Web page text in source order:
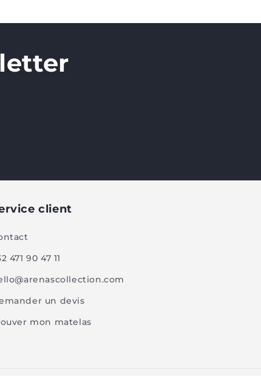
client
471 90 47 11
un devis
mon matelas